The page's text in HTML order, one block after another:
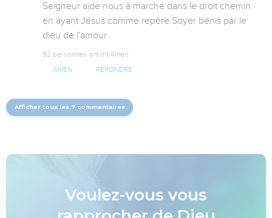
Seigneur aide nous à marché dans le droit chemin
en ayant Jésus comme repère.Soyer bénis par le
dieu de l'amour.
92 personnes ont dit Amen
AMEN RÉPONDRE
Afficher tous les 7 commentaires
Voulez-vous vous